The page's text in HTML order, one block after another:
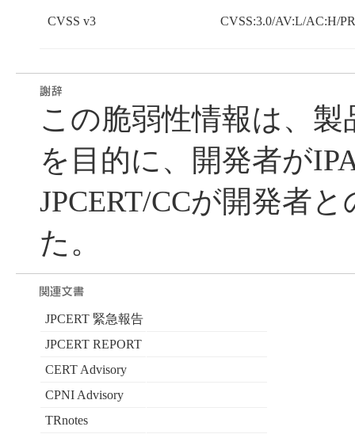
CVSS v3 CVSS:3.0/AV:L/AC:H/
この脆弱性情報は、
を目的に、開発者が
JPCERT/CCが開発者
た。
JPCERT 緊急報告
JPCERT REPORT
CERT Advisory
CPNI Advisory
TRnotes